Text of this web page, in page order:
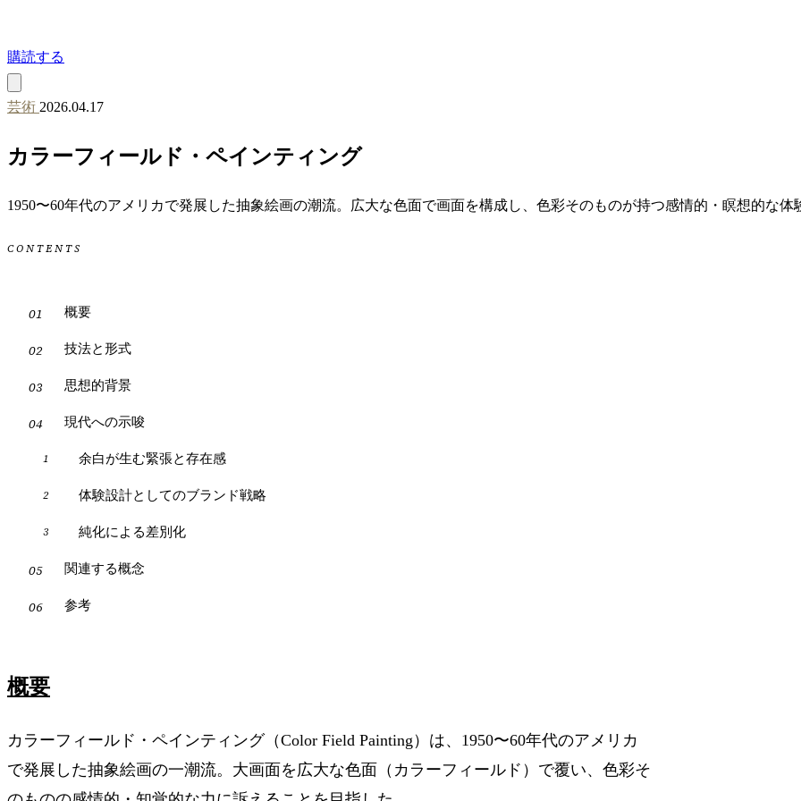
購読する
芸術 2026.04.17
カラーフィールド・ペインティング
1950〜60年代のアメリカで発展した抽象絵画の潮流。広大な色面で画面を構成し、色彩そのものが持つ感情的・瞑想的な体
CONTENTS
概要
技法と形式
思想的背景
現代への示唆
余白が生む緊張と存在感
体験設計としてのブランド戦略
純化による差別化
関連する概念
参考
概要
カラーフィールド・ペインティング（Color Field Painting）は、1950〜60年代のアメリカ
で発展した抽象絵画の一潮流。大画面を広大な色面（カラーフィールド）で覆い、色彩そ